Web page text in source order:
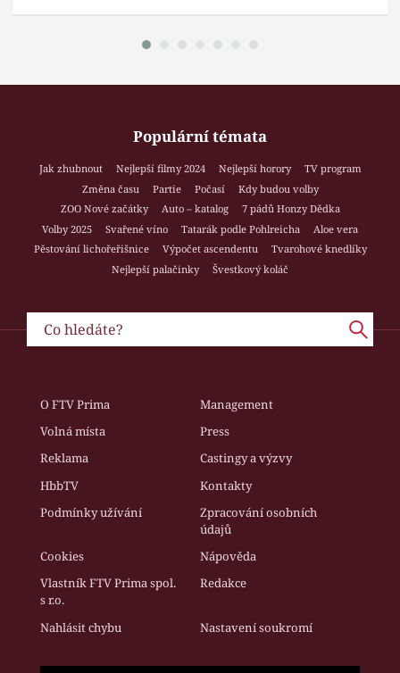
Populární témata
Jak zhubnout Nejlepší filmy 2024 Nejlepší horory
TV program
Změna času
Partie Počasí
Kdy budou volby
ZOO Nové začátky
Auto – katalog
7 pádů Honzy Dědka
Volby 2025
Svařené víno Tatarák podle Pohlreicha
Aloe vera
Pěstování lichořeřišnice
Výpočet ascendentu
Tvarohové knedlíky
Nejlepší palačinky
Švestkový koláč
O FTV Prima
Management
Volná místa
Press
Reklama
Castingy a výzvy
HbbTV
Kontakty
Podmínky užívání
Zpracování osobních
údajů
Cookies
Nápověda
Vlastník FTV Prima spol.
s r.o.
Redakce
Nahlásit chybu Nastavení soukromí